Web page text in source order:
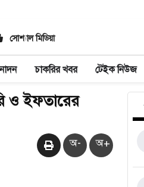
সোশ্যাল মিডিয়া
চাকরির খবর টেইক নিউজ
ও ইফতারের
অ- অ+